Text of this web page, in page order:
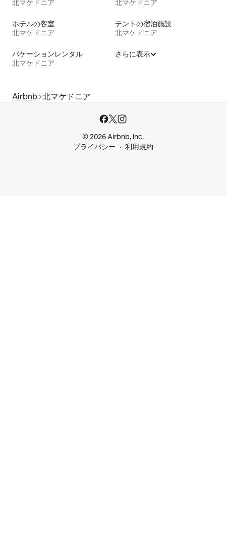
北マケドニア 北マケドニア
ホテルの客室
北マケドニア
テントの宿泊施設
北マケドニア
バケーションレンタル
北マケドニア
さらに表示
Airbnb 北マケドニア
© 2026 Airbnb, Inc.
プライバシー
利用規約